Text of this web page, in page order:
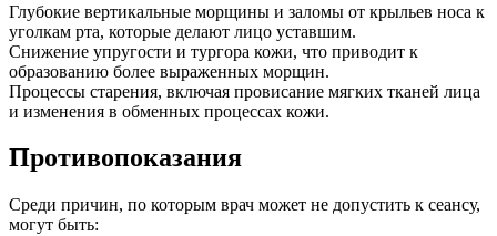
Глубокие вертикальные морщины и заломы от крыльев носа к
уголкам рта, которые делают лицо уставшим.
Снижение упругости и тургора кожи, что приводит к
образованию более выраженных морщин.
Процессы старения, включая провисание мягких тканей лица
и изменения в обменных процессах кожи.
Противопоказания
Среди причин, по которым врач может не допустить к сеансу,
могут быть: